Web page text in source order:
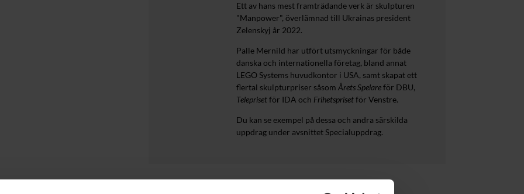
Ett av hans mest framträdande verk är skulpturen
"Manpower", överlämnad till Ukrainas president
Zelenskyj år 2022.
Palle Mernild har utfört utsmyckningar för både
danska och internationella företag, bland annat
LEGO Systems huvudkontor i USA, samt skapat ett
flertal skulpturpriser såsom Årets Spelareför DBU,
Teleprisetför IDA och Frihetsprisetför Venstre.
Du kan se exempel på dessa och andra särskilda
uppdrag under avsnittet Specialuppdrag.